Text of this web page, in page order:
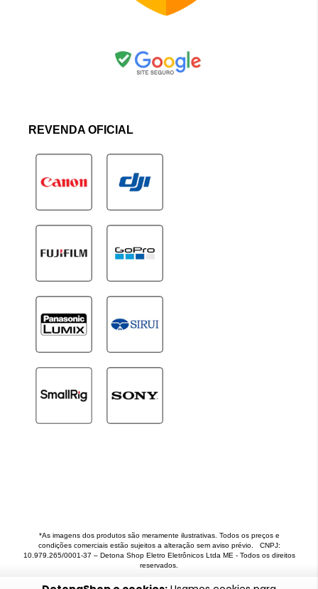
REVENDA OFICIAL
*As imagens dos produtos são meramente ilustrativas. Todos os preços e
condições comerciais estão sujeitos a alteração sem aviso prévio. CNPJ:
10.979.265/0001-37 – Detona Shop Eletro Eletrônicos Ltda ME - Todos os direitos
reservados.